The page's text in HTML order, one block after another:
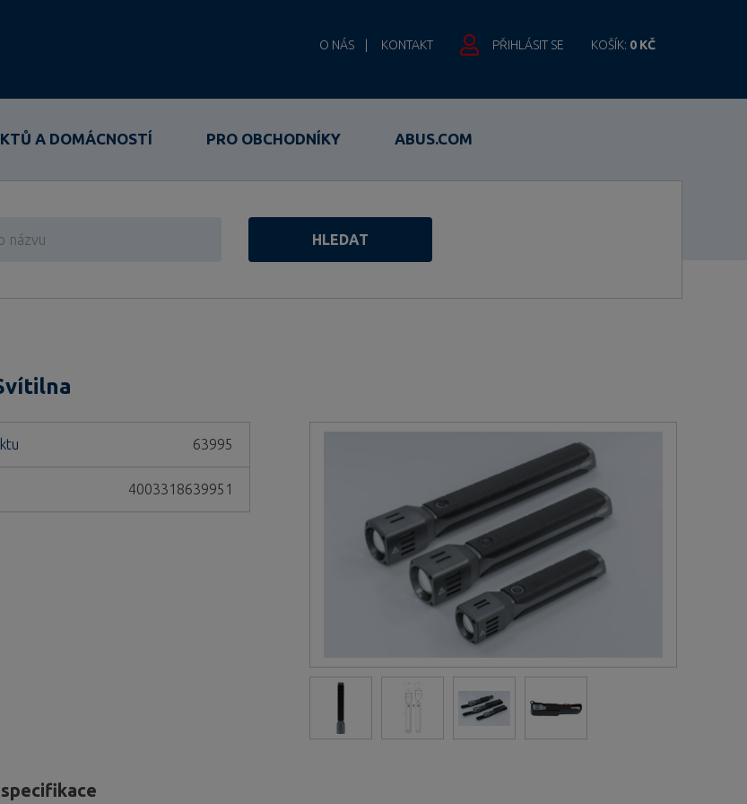
O NÁS KONTAKT PŘIHLÁSIT SE KOŠÍK: 0 KČ
A DOMÁCNOSTÍ PRO OBCHODNÍKY ABUS.COM
HLEDAT
63995
4003318639951